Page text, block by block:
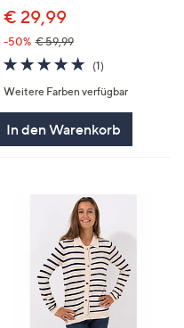
€ 29,99
-50% € 59,99
5.0
von
5
(1)1
Weitere Farben verfügbar
In den Warenkorb